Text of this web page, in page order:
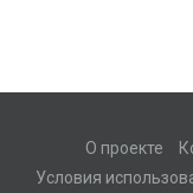
О проекте
Условия